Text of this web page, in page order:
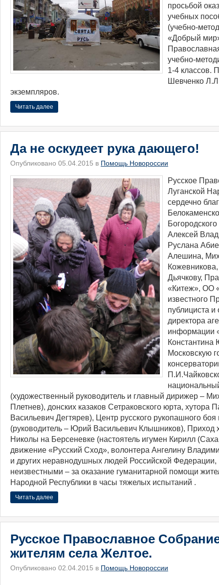
просьбой
учебных
(учебно-
«Добрый
учебно-
1-4 классов.
Шевченко
экземпляров.
Читать далее
Да не оскудеет рука дающего!
Опубликовано 05.04.2015 в Помощь Новороссии
​Русское
Луганской
сердечно
Алексей
Руслана
Алешина,
Дьячкову,
«Китеж», ОО
известного
публициста и
директора
информации
Московскую
(художественный руководитель и главный дирижер –
Плетнев), донских казаков Сетраковского юрта, хутора
Васильевич Дегтярев), Центр русского рукопашного
(руководитель – Юрий Васильевич Клышников), Приход
Николы на Берсеневке (настоятель игумен Кирилл
движение «Русский Сход», волонтера Ангелину
и других неравнодушных людей Российской Федерации,
неизвестными – за оказание гуманитарной помощи
Народной Республики в часы тяжелых испытаний .
Читать далее
Русское Православное
жителям села Желтое.
Опубликовано 02.04.2015 в Помощь Новороссии